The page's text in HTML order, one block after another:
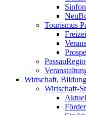
Tourismus
Wirtschaft,
Wirtschaft-